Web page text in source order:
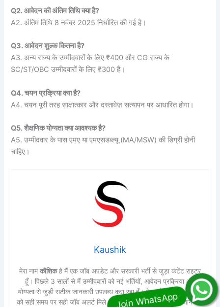
Q2. आवेदन की अंतिम तिथि क्या है?
A2. अंतिम तिथि 8 नवंबर 2025 निर्धारित की गई है।
Q3. आवेदन शुल्क कितना है?
A3. अन्य राज्य के उम्मीदवारों के लिए ₹400 और CG राज्य के
SC/ST/OBC उम्मीदवारों के लिए ₹300 है।
Q4. चयन प्रक्रिया क्या है?
A4. चयन पूरी तरह साक्षात्कार और दस्तावेज़ सत्यापन पर आधारित होगा।
Q5. शैक्षणिक योग्यता क्या आवश्यक है?
A5. उम्मीदवार के पास एमए या एमएसडब्ल्यू (MA/MSW) की डिग्री होनी
चाहिए।
Kaushik
मेरा नामकौशिकहे मैं एक जॉब अपडेट और सरकारी भर्ती से जुड़ा कंटेंट राइटर
हूँ। पिछले 3 सालों से मैं उम्मीदवारों को नई भर्तियों, आवेदन प्रक्रिया और
योग्यता से जुड़ी सटीक जानकारी उपलब्ध करा रहा हूँ। मेरा उद्देश्य है कि हर युवा
को सही समय पर सही जॉब अलर्ट मिले। मैं हमेशा विश्वसनीय स्रोतों से जानकारी